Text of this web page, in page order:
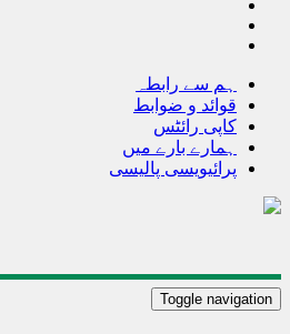
ہم سے رابطہ
قوائد و ضوابط
کاپی رائٹس
ہمارے بارے میں
پرائیویسی پالیسی
Toggle navigation